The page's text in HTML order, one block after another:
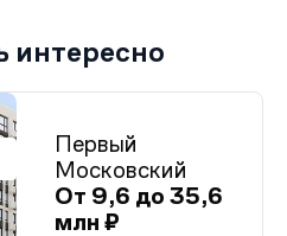
интересно
Первый
Московский
От 9,6 до 35,6
млн ₽